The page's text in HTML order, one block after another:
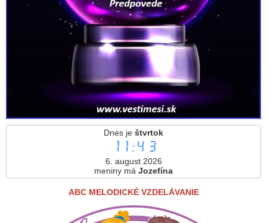
Dnes je štvrtok
11:43
6. august 2026
meniny má Jozefína
ABC MELODICKÉ VZDELÁVANIE